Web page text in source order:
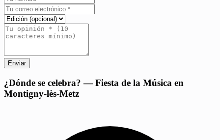
Enviar
¿Dónde se celebra? — Fiesta de la Música en
Montigny-lès-Metz